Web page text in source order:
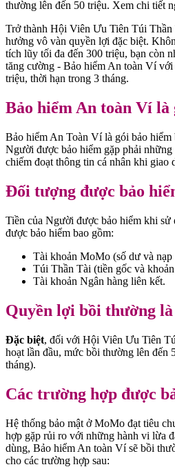
thường lên đến 50 triệu. Xem chi tiết
Trở thành Hội Viên Ưu Tiên Túi Thần
hưởng vô vàn quyền lợi đặc biệt.
tích lũy tối đa đến 300 triệu, bạn còn
tăng cường - Bảo hiểm An toàn Ví
triệu, thời hạn trong 3 tháng.
Bảo hiểm An toàn Ví là
Bảo hiểm An Toàn Ví là gói bảo
Người được bảo hiểm gặp phải
chiếm đoạt thông tin cá nhân khi giao
Đối tượng được bảo
Tiền của Người được bảo hiểm khi
được bảo hiểm bao gồm:
Tài khoản MoMo (số dư và nạp
Túi Thần Tài (tiền gốc và
Tài khoản Ngân hàng liên kết.
Quyền lợi bồi thường là
Đặc biệt, đối với Hội Viên Ưu Tiên
hoạt lần đầu, mức bồi thường lên đến
tháng).
Các trường hợp được
Hệ thống bảo mật ở MoMo đạt tiêu
hợp gặp rủi ro với những hành vi lừa
dùng, Bảo hiểm An toàn Ví sẽ bồi
cho các trường hợp sau: